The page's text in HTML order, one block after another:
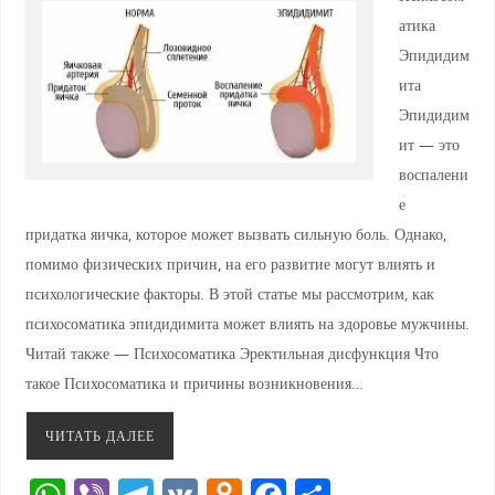
атика
Эпидидим
ита
Эпидидим
ит — это
воспалени
е
придатка яичка, которое может вызвать сильную боль. Однако,
помимо физических причин, на его развитие могут влиять и
психологические факторы. В этой статье мы рассмотрим, как
психосоматика эпидидимита может влиять на здоровье мужчины.
Читай также — Психосоматика Эректильная дисфункция Что
такое Психосоматика и причины возникновения…
ЧИТАТЬ ДАЛЕЕ